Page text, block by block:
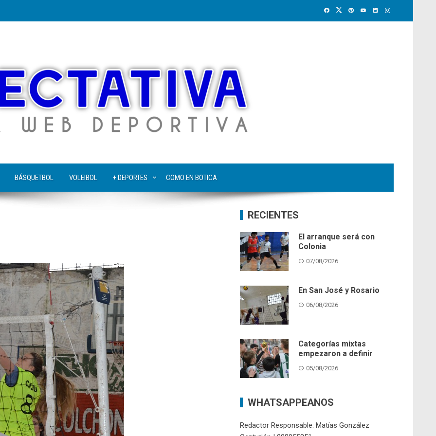
BÁSQUETBOL VOLEIBOL + DEPORTES COMO EN BOTICA
RECIENTES
El arranque será con
Colonia
07/08/2026
En San José y Rosario
06/08/2026
Categorías mixtas
empezaron a definir
05/08/2026
WHATSAPPEANOS
Redactor Responsable: Matías González